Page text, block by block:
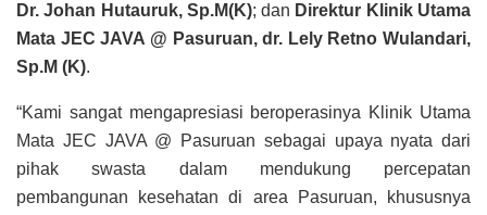
Dr. Johan Hutauruk, Sp.M(K); dan Direktur Klinik Utama
Mata JEC JAVA @ Pasuruan, dr. Lely Retno Wulandari,
Sp.M (K).
“Kami sangat mengapresiasi beroperasinya Klinik Utama
Mata JEC JAVA @ Pasuruan sebagai upaya nyata dari
pihak swasta dalam mendukung percepatan
pembangunan kesehatan di area Pasuruan, khususnya